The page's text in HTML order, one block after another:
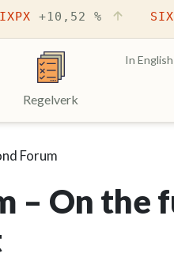
+10,52 %
(Aktuell sida)
Regelverk
In English
Forum
– On the